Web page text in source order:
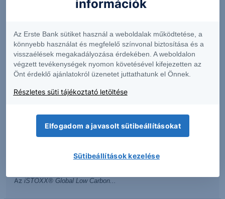
kuponfizetéséről (2022.11.08)
Global Low Carbon 2019-2023
(XS2057043700) strukturált kötvény
lejáratkori kifizetéséről (2023.11.08)
Credit Suisse USD Garant Note Global Low
Az iSTOXX® Global Low Carbon...
információk
Az Erste Bank sütiket használ a weboldalak működtetése, a
könnyebb használat és megfelelő színvonal biztosítása és a
visszaélések megakadályozása érdekében. A weboldalon
végzett tevékenységek nyomon követésével kifejezetten az
Önt érdeklő ajánlatokról üzenetet juttathatunk el Önnek.
Részletes süti tájékoztató letöltése
Elfogadom a javasolt sütibeállításokat
Sütibeállítások kezelése